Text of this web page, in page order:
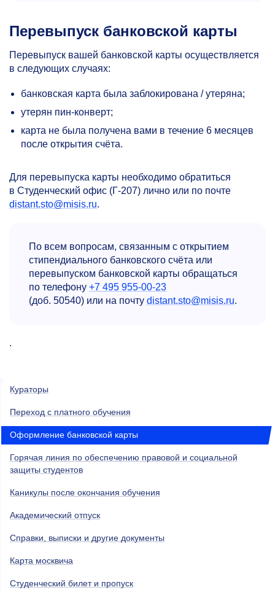
Перевыпуск банковской карты
Перевыпуск вашей банковской карты осуществляется
в следующих случаях:
банковская карта была заблокирована / утеряна;
утерян пин-конверт;
карта не была получена вами в течение 6 месяцев
после открытия счёта.
Для перевыпуска карты необходимо обратиться
в Студенческий офис (Г-207) лично или по почте
distant.sto@misis.ru.
По всем вопросам, связанным с открытием
стипендиального банковского счёта или
перевыпуском банковской карты обращаться
по телефону +7 495 955-00-23
(доб. 50540) или на почту distant.sto@misis.ru.
.
Кураторы
Переход с платного обучения
Оформление банковской карты
Горячая линия по обеспечению правовой и социальной
защиты студентов
Каникулы после окончания обучения
Академический отпуск
Справки, выписки и другие документы
Карта москвича
Студенческий билет и пропуск